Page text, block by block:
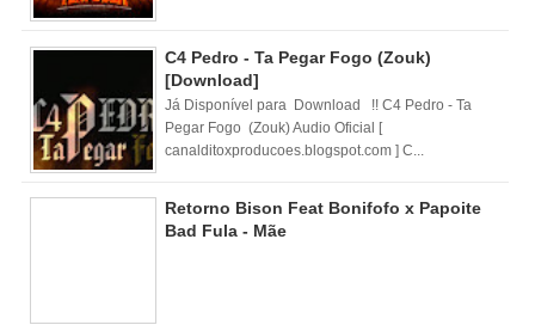
C4 Pedro - Ta Pegar Fogo (Zouk)
[Download]
Já Disponível para Download !! C4 Pedro - Ta
Pegar Fogo (Zouk) Audio Oficial [
canalditoxproducoes.blogspot.com ] C...
Retorno Bison Feat Bonifofo x Papoite
Bad Fula - Mãe